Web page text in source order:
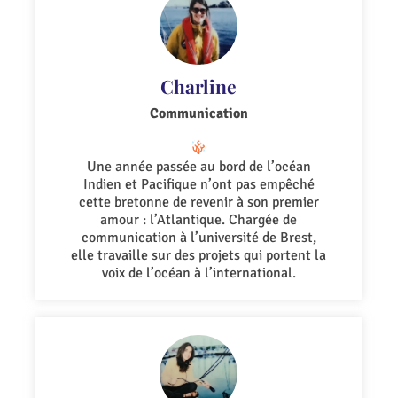
Charline
Communication
Une année passée au bord de l’océan
Indien et Pacifique n’ont pas empêché
cette bretonne de revenir à son premier
amour : l’Atlantique. Chargée de
communication à l’université de Brest,
elle travaille sur des projets qui portent la
voix de l’océan à l’international.